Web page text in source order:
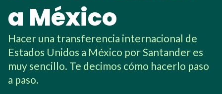
a México
Hacer una transferencia internacional de
Estados Unidos a México por Santander es
muy sencillo. Te decimos cómo hacerlo paso
a paso.